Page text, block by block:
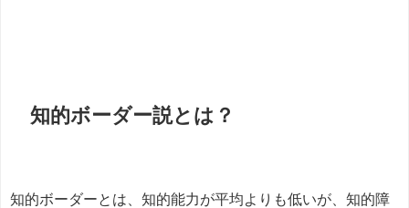
知的ボーダー説とは？
知的ボーダーとは、知的能力が平均よりも低いが、知的障